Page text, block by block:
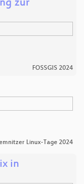
zur
FOSSGIS 2024
Linux-Tage 2024
in